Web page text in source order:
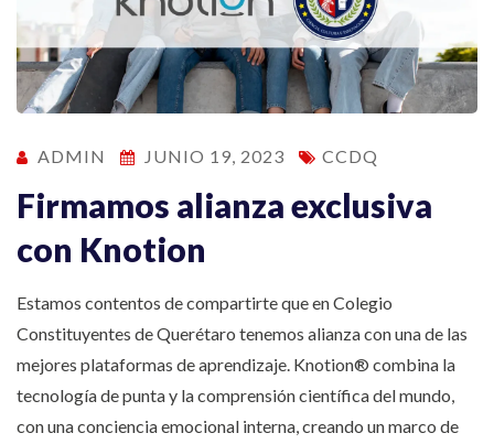
ADMIN JUNIO 19, 2023 CCDQ
Firmamos alianza exclusiva
con Knotion
Estamos contentos de compartirte que en Colegio
Constituyentes de Querétaro tenemos alianza con una de las
mejores plataformas de aprendizaje. Knotion® combina la
tecnología de punta y la comprensión científica del mundo,
con una conciencia emocional interna, creando un marco de